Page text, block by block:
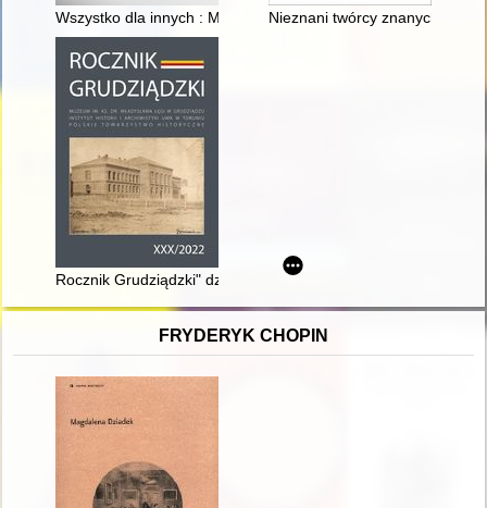
Wszystko dla innych : Mirosława Chamcówna (1919-2000)
Nieznani twórcy znanych
Rocznik Grudziądzki" dzieje periodyku (1960-2022) =
FRYDERYK CHOPIN